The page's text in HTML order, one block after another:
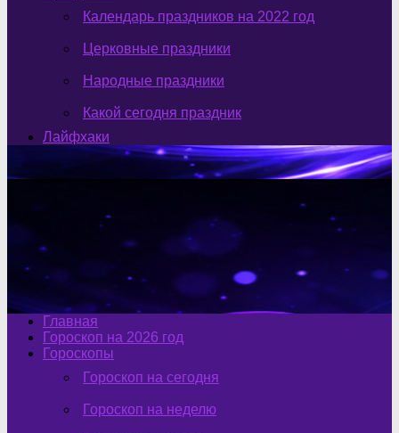
Календарь праздников на 2022 год
Церковные праздники
Народные праздники
Какой сегодня праздник
Лайфхаки
Главная
Гороскоп на 2026 год
Гороскопы
Гороскоп на сегодня
Гороскоп на неделю